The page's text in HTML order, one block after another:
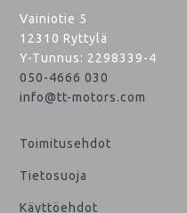
Vainiotie 5
12310 Ryttylä
Y-Tunnus: 2298339-4
050-4666 030
info@tt-motors.com
Toimitusehdot
Tietosuoja
Käyttöehdot